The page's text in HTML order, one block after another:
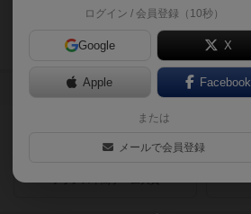
レビューあり
受賞作品
ログイン / 会員登録（10秒）
Google X
Apple Facebook
または
メールで会員登録